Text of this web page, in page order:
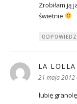
Zrobiłam ją
świetnie
ODPOWIEDZ
LA LOLLA
21 maja 2012
lubię